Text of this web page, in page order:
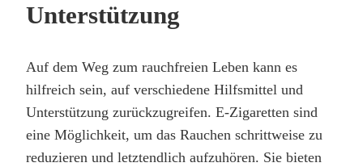
Unterstützung
Auf dem Weg zum rauchfreien Leben kann es
hilfreich sein, auf verschiedene Hilfsmittel und
Unterstützung zurückzugreifen. E-Zigaretten sind
eine Möglichkeit, um das Rauchen schrittweise zu
reduzieren und letztendlich aufzuhören. Sie bieten